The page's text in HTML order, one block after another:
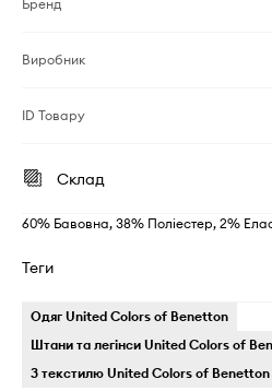
Бренд
Виробник
ID Товару
Склад
60% Бавовна, 38% Поліестер, 2%
Теги
Одяг United Colors of Benetton
Штани та легінси United Colors of
З текстилю United Colors of Benetton